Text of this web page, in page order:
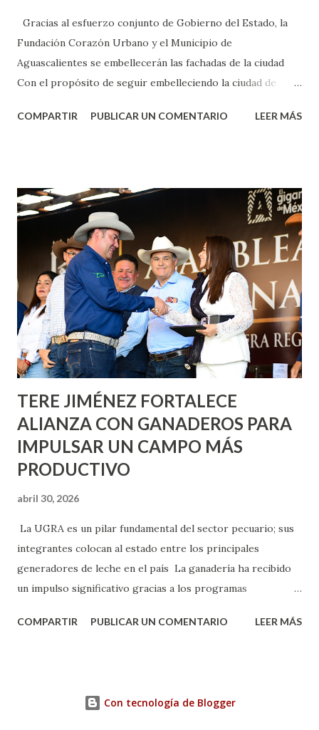
Gracias al esfuerzo conjunto de Gobierno del Estado, la
Fundación Corazón Urbano y el Municipio de
Aguascalientes se embellecerán las fachadas de la ciudad
Con el propósito de seguir embelleciendo la ciudad de
municipal, Leo Montañez dio inicio al programa
Corazón Urbano y el Municipio capital. Leo Montañez
informó que en este programa se usarán cerca de 90 mil
metros cuadrados de pintura, para dar inicio en la calle
Nieto, entre Jesús F. Elizondo y la calle 22 de Octubre, con
lo que se aplicará pintura en 66 casas. Posteriormente se
llevará este programa a Villas de Nuestra Señora de la
Asunción, Avenida Alameda y Decreto 27 de Septiembre, en
los edificios FOVISSSTE Ojo de Agua, en la comunidad
Norias de Paso Hondo y en los edificios de...
COMPARTIR PUBLICAR UN COMENTARIO LEER MÁS
TERE JIMÉNEZ FORTALECE
ALIANZA CON GANADEROS PARA
IMPULSAR UN CAMPO MÁS
PRODUCTIVO
abril 30, 2026
La UGRA es un pilar fundamental del sector pecuario; sus
integrantes colocan al estado entre los principales
generadores de leche en el país La ganadería ha recibido
un impulso significativo gracias a los programas
muestra de su respaldo firme y decidido al campo, la
compromiso de trabajar de la mano con los productores
COMPARTIR PUBLICAR UN COMENTARIO LEER MÁS
Con tecnología de Blogger